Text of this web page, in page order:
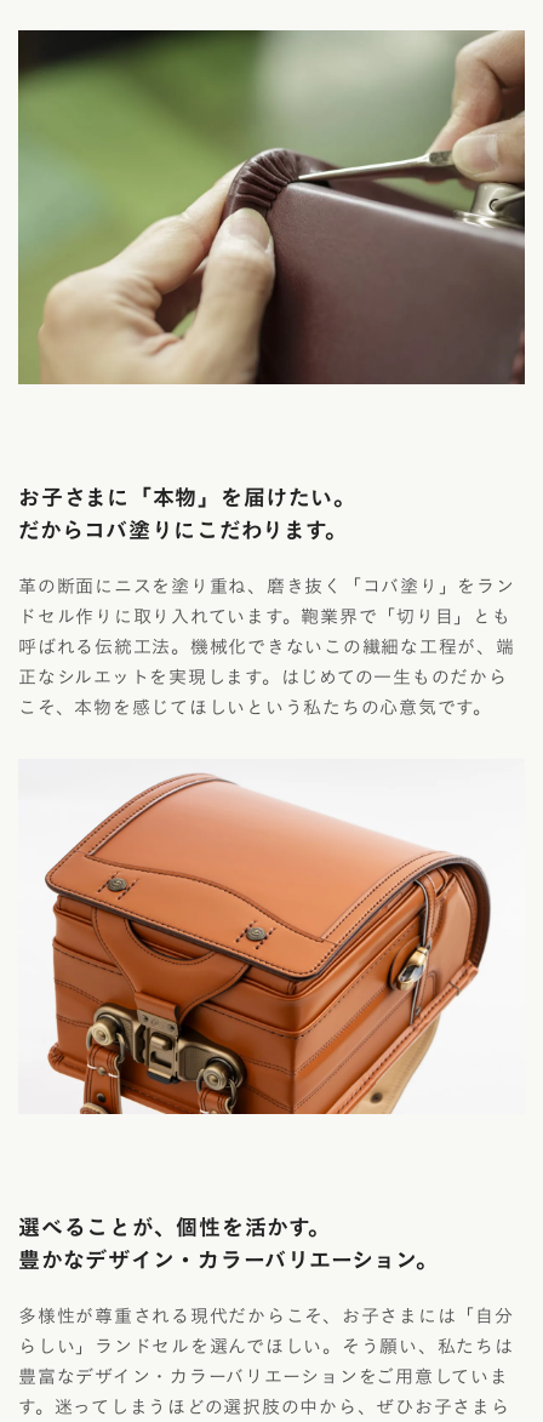
お子さまに「本物」を届けたい。
だからコバ塗りにこだわります。
革の断面にニスを塗り重ね、磨き抜く「コバ塗り」をラン
ドセル作りに取り入れています。鞄業界で「切り目」とも
呼ばれる伝統工法。機械化できないこの繊細な工程が、端
正なシルエットを実現します。はじめての一生ものだから
こそ、本物を感じてほしいという私たちの心意気です。
選べることが、個性を活かす。
豊かなデザイン・カラーバリエーション。
多様性が尊重される現代だからこそ、お子さまには「自分
らしい」ランドセルを選んでほしい。そう願い、私たちは
豊富なデザイン・カラーバリエーションをご用意していま
す。迷ってしまうほどの選択肢の中から、ぜひお子さまら